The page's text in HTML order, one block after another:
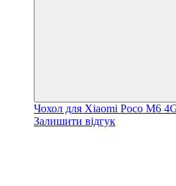
Чохол для Xiaomi Poco M6
Залишити відгук